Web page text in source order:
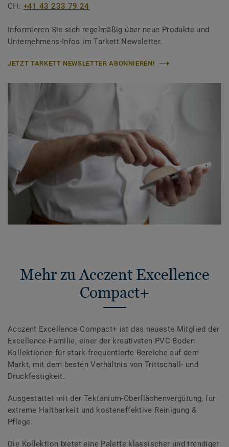
CH: +41 43 233 79 24
Informieren Sie sich regelmäßig über neue Produkte und
Unternehmens-Infos im Tarkett Newsletter.
JETZT TARKETT NEWSLETTER ABONNIEREN!
Mehr zu Acczent Excellence
Compact+
Acczent Excellence Compact+ ist das neueste Mitglied der
Excellence-Familie, einer der kreativsten PVC Boden
Kollektionen für stark frequentierte Bereiche auf dem
Markt, mit dem besten Verhältnis von Trittschall- und
Druckfestigkeit.
Ausgestattet mit der Tektanium-Oberflächenvergütung, für
extreme Haltbarkeit und kosteneffektive Reinigung &
Pflege.
Die Kollektion bietet eine Palette klassischer und trendiger